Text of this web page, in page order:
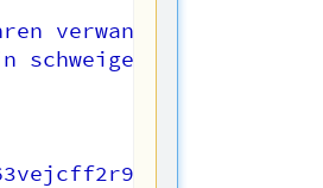
Freunden
schweigen.